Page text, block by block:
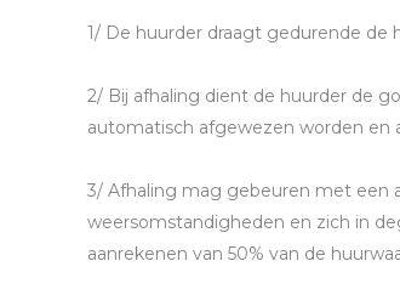
1/ De huurder draagt gedurende de
2/ Bij afhaling dient de huurder de
automatisch afgewezen worden en
3/ Afhaling mag gebeuren met een
weersomstandigheden en zich in
aanrekenen van 50% van de